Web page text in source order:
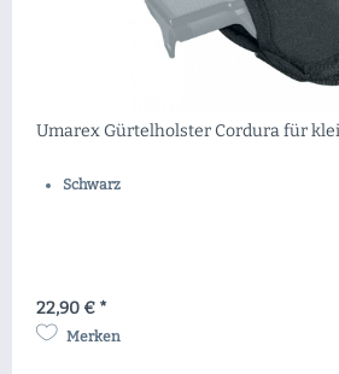
Umarex Gürtelholster Cordura für
Schwarz
22,90 € *
Merken